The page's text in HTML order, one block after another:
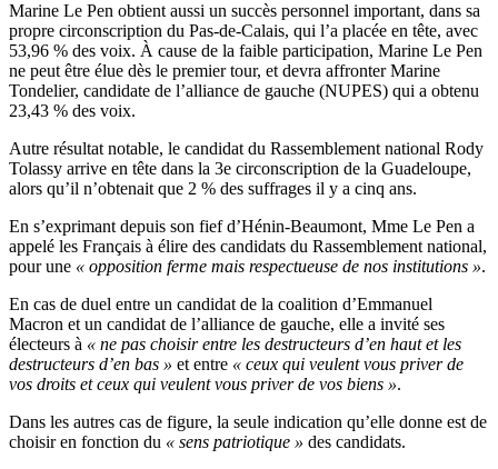
Marine Le Pen obtient aussi un succès personnel important, dans sa
propre circonscription du Pas-de-Calais, qui l’a placée en tête, avec
53,96 % des voix. À cause de la faible participation, Marine Le Pen
ne peut être élue dès le premier tour, et devra affronter Marine
Tondelier, candidate de l’alliance de gauche (NUPES) qui a obtenu
23,43 % des voix.
Autre résultat notable, le candidat du Rassemblement national Rody
Tolassy arrive en tête dans la 3e circonscription de la Guadeloupe,
alors qu’il n’obtenait que 2 % des suffrages il y a cinq ans.
En s’exprimant depuis son fief d’Hénin-Beaumont, Mme Le Pen a
appelé les Français à élire des candidats du Rassemblement national,
pour une « opposition ferme mais respectueuse de nos institutions ».
En cas de duel entre un candidat de la coalition d’Emmanuel
Macron et un candidat de l’alliance de gauche, elle a invité ses
électeurs à « ne pas choisir entre les destructeurs d’en haut et les
destructeurs d’en bas » et entre « ceux qui veulent vous priver de
vos droits et ceux qui veulent vous priver de vos biens ».
Dans les autres cas de figure, la seule indication qu’elle donne est de
choisir en fonction du « sens patriotique » des candidats.